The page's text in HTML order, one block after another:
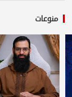
منوعات